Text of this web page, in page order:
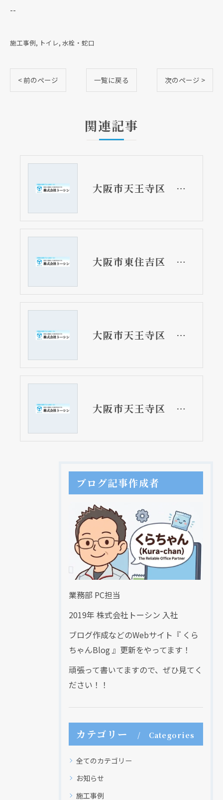
--
施工事例 トイレ 水栓・蛇口
< 前のページ 一覧に戻る 次のページ >
関連記事
大阪市天王寺区 お寺の小便器取替リフォーム工事
大阪市東住吉区 工場のセンサー式フラッシュバルブ取替リフォーム工事
大阪市天王寺区 戸建て住宅の手洗器用蛇口及び排水管取替リフォーム工事 LIXIL
大阪市天王寺区 戸建て住宅の小便器用フラッシュバルブ取替リフォーム工事
ブログ記事作成者
業務部 PC担当
2019年 株式会社トーシン 入社
ブログ作成などのWebサイト『 くら
ちゃんBlog 』更新をやってます！
頑張って書いてますので、ぜひ見てく
ださい！！
カテゴリー Categories
全てのカテゴリー
お知らせ
施工事例